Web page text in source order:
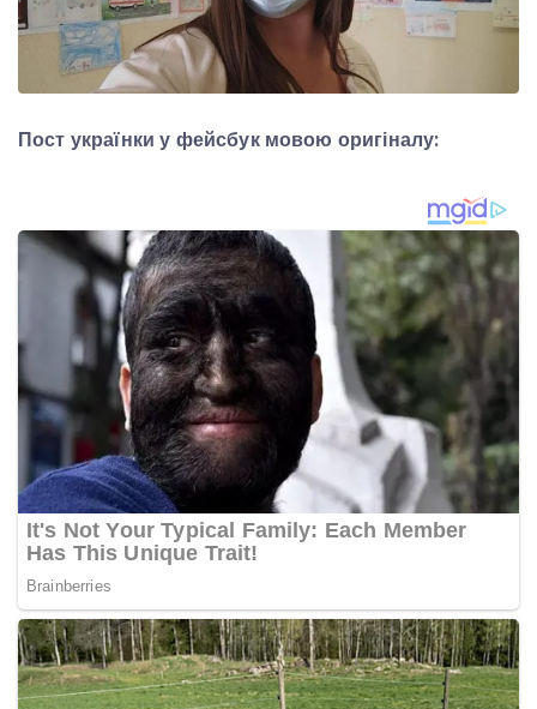
Пост українки у фейсбук мовою оригіналу: